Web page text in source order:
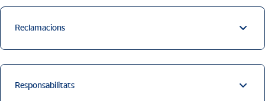
Reclamacions
Responsabilitats